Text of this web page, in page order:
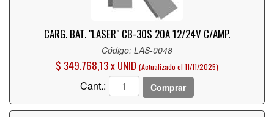
CARG. BAT. "LASER" CB-30S 20A 12/24V C/AMP.
Código: LAS-0048
$ 349.768,13 x UNID (Actualizado el 11/11/2025)
Cant.: Comprar